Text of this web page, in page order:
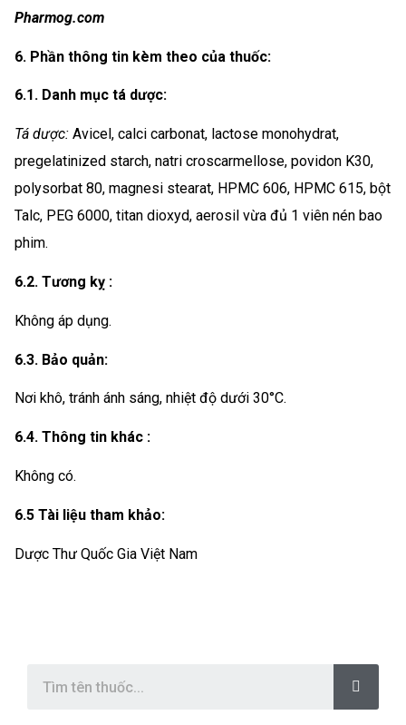
Pharmog.com
6. Phần thông tin kèm theo của thuốc:
6.1. Danh mục tá dược:
Tá dược: Avicel, calci carbonat, lactose monohydrat,
pregelatinized starch, natri croscarmellose, povidon K30,
polysorbat 80, magnesi stearat, HPMC 606, HPMC 615, bột
Talc, PEG 6000, titan dioxyd, aerosil vừa đủ 1 viên nén bao
phim.
6.2. Tương kỵ :
Không áp dụng.
6.3. Bảo quản:
Nơi khô, tránh ánh sáng, nhiệt độ dưới 30°C.
6.4. Thông tin khác :
Không có.
6.5 Tài liệu tham khảo:
Dược Thư Quốc Gia Việt Nam
r